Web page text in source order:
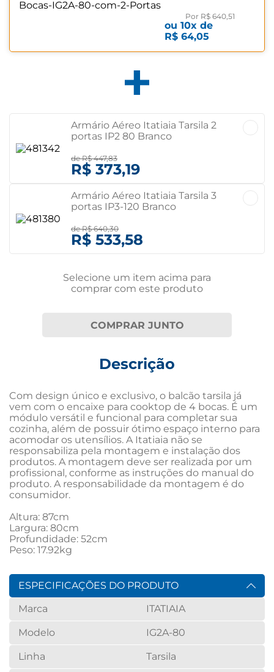
Branco
Por R$ 640,51
ou10x de
R$ 64,05
Armário Aéreo Itatiaia Tarsila 2
portas IP2 80 Branco
deR$ 447,83
R$ 373,19
Armário Aéreo Itatiaia Tarsila 3
portas IP3-120 Branco
deR$ 640,30
R$ 533,58
Selecione um item acima para
comprar com este produto
COMPRAR JUNTO
Descrição
Com design único e exclusivo, o balcão tarsila já
vem com o encaixe para cooktop de 4 bocas. É um
módulo versátil e funcional para completar sua
cozinha, além de possuir ótimo espaço interno para
acomodar os utensílios. A Itatiaia não se
responsabiliza pela montagem e instalação dos
produtos. A montagem deve ser realizada por um
profissional, conforme as instruções do manual do
produto. A responsabilidade da montagem é do
consumidor.
Altura: 87cm
Largura: 80cm
Profundidade: 52cm
Peso: 17.92kg
ESPECIFICAÇÕES DO PRODUTO
Marca
ITATIAIA
Modelo IG2A-80
Linha Tarsila